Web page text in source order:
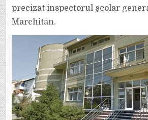
precizat inspectorul școlar
Marchitan.